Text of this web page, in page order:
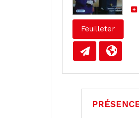
Feuilleter